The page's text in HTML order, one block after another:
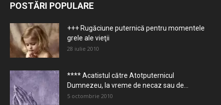
POSTĂRI POPULARE
+++ Rugăciune puternică pentru momentele
grele ale vieţii
28 iulie 2010
**** Acatistul către Atotputernicul
Dumnezeu, la vreme de necaz sau de...
5 octombrie 2010